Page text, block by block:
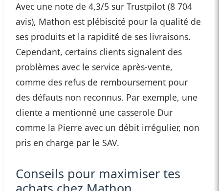
Avec une note de 4,3/5 sur Trustpilot (8 704
avis), Mathon est plébiscité pour la qualité de
ses produits et la rapidité de ses livraisons.
Cependant, certains clients signalent des
problèmes avec le service après-vente,
comme des refus de remboursement pour
des défauts non reconnus. Par exemple, une
cliente a mentionné une casserole Dur
comme la Pierre avec un débit irrégulier, non
pris en charge par le SAV.
Conseils pour maximiser tes